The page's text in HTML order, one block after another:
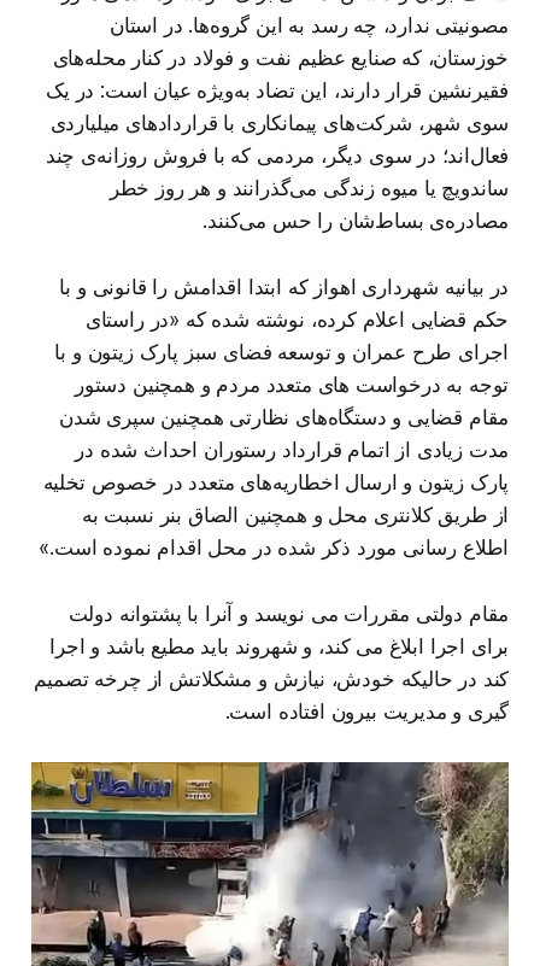
مصونیتی ندارد، چه رسد به این گروه‌ها. در استان
خوزستان، که صنایع عظیم نفت و فولاد در کنار محله‌های
فقیرنشین قرار دارند، این تضاد به‌ویژه عیان است: در یک
سوی شهر، شرکت‌های پیمانکاری با قراردادهای میلیاردی
فعال‌اند؛ در سوی دیگر، مردمی که با فروش روزانه‌ی چند
ساندویچ یا میوه زندگی می‌گذرانند و هر روز خطر
مصادره‌ی بساط‌شان را حس می‌کنند.
در بیانیه شهرداری اهواز که ابتدا اقدامش را قانونی و با
حکم قضایی اعلام کرده، نوشته شده که «در راستای
اجرای طرح عمران و توسعه فضای سبز پارک زیتون و با
توجه به درخواست های متعدد مردم و همچنین دستور
مقام قضایی و دستگاه‌های نظارتی همچنین سپری شدن
مدت زیادی از اتمام قرارداد رستوران احداث شده در
پارک زیتون و ارسال اخطاریه‌های متعدد در خصوص تخلیه
از طریق کلانتری محل و همچنین الصاق بنر نسبت به
اطلاع رسانی مورد ذکر شده در محل اقدام نموده است.»
مقام دولتی مقررات می نویسد و آنرا با پشتوانه دولت
برای اجرا ابلاغ می کند، و شهروند باید مطیع باشد و اجرا
کند در حالیکه خودش، نیازش و مشکلاتش از چرخه تصمیم
گیری و مدیریت بیرون افتاده است.